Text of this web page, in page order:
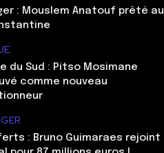
: Mouslem Anatouf prêté au
du Sud : Pitso Mosimane
comme nouveau
: Bruno Guimaraes rejoint